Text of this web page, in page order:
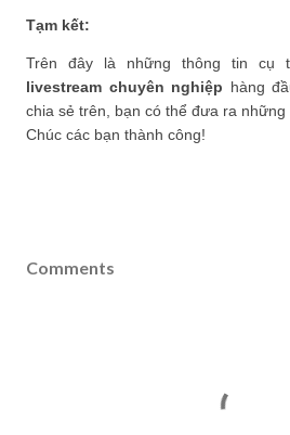
Tạm kết:
Trên đây là những thông tin cụ
livestream chuyên nghiệp hàng
chia sẻ trên, bạn có thể đưa ra những
Chúc các bạn thành công!
Comments